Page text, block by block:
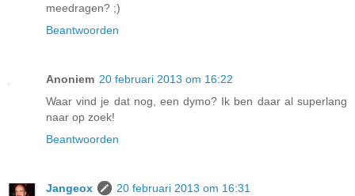
meedragen? ;)
Beantwoorden
Anoniem 20 februari 2013 om 16:22
Waar vind je dat nog, een dymo? Ik ben daar al superlang
naar op zoek!
Beantwoorden
Jangeox
20 februari 2013 om 16:31